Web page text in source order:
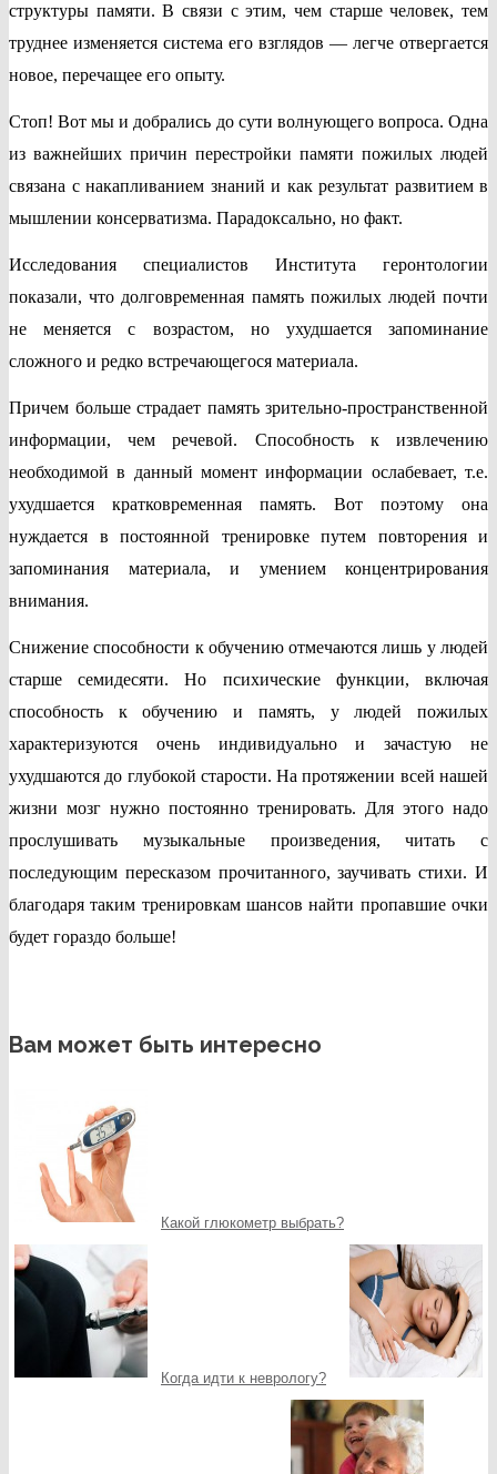
структуры памяти. В связи с этим, чем старше человек, тем
труднее изменяется система его взглядов — легче отвергается
новое, перечащее его опыту.
Стоп! Вот мы и добрались до сути волнующего вопроса. Одна
из важнейших причин перестройки памяти пожилых людей
связана с накапливанием знаний и как результат развитием в
мышлении консерватизма. Парадоксально, но факт.
Исследования специалистов Института геронтологии
показали, что долговременная память пожилых людей почти
не меняется с возрастом, но ухудшается запоминание
сложного и редко встречающегося материала.
Причем больше страдает память зрительно-пространственной
информации, чем речевой. Способность к извлечению
необходимой в данный момент информации ослабевает, т.е.
ухудшается кратковременная память. Вот поэтому она
нуждается в постоянной тренировке путем повторения и
запоминания материала, и умением концентрирования
внимания.
Снижение способности к обучению отмечаются лишь у людей
старше семидесяти. Но психические функции, включая
способность к обучению и память, у людей пожилых
характеризуются очень индивидуально и зачастую не
ухудшаются до глубокой старости. На протяжении всей нашей
жизни мозг нужно постоянно тренировать. Для этого надо
прослушивать музыкальные произведения, читать с
последующим пересказом прочитанного, заучивать стихи. И
благодаря таким тренировкам шансов найти пропавшие очки
будет гораздо больше!
Вам может быть интересно
Какой глюкометр выбрать?
Когда идти к неврологу?